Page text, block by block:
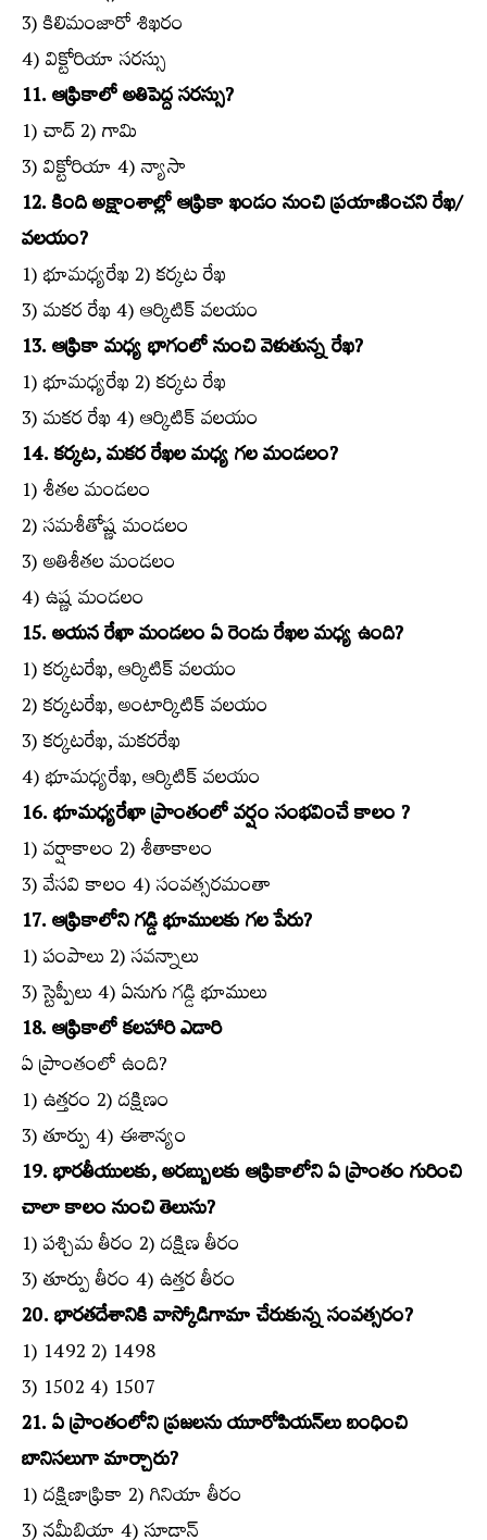
3) కిలిమంజారో శిఖరం
4) విక్టోరియా సరస్సు
11. ఆఫ్రికాలో అతిపెద్ద సరస్సు?
1) చాద్‌ 2) గామి
3) విక్టోరియా 4) న్యాసా
12. కింది అక్షాంశాల్లో ఆఫ్రికా ఖండం నుంచి ప్రయాణించని రేఖ/
వలయం?
1) భూమధ్యరేఖ 2) కర్కట రేఖ
3) మకర రేఖ 4) ఆర్కిటిక్‌ వలయం
13. ఆఫ్రికా మధ్య భాగంలో నుంచి వెళుతున్న రేఖ?
1) భూమధ్యరేఖ 2) కర్కట రేఖ
3) మకర రేఖ 4) ఆర్కిటిక్‌ వలయం
14. కర్కట, మకర రేఖల మధ్య గల మండలం?
1) శీతల మండలం
2) సమశీతోష్ణ మండలం
3) అతిశీతల మండలం
4) ఉష్ణ మండలం
15. అయన రేఖా మండలం ఏ రెండు రేఖల మధ్య ఉంది?
1) కర్కటరేఖ, ఆర్కిటిక్‌ వలయం
2) కర్కటరేఖ, అంటార్కిటిక్‌ వలయం
3) కర్కటరేఖ, మకరరేఖ
4) భూమధ్యరేఖ, ఆర్కిటిక్‌ వలయం
16. భూమధ్యరేఖా ప్రాంతంలో వర్షం సంభవించే కాలం ?
1) వర్షాకాలం 2) శీతాకాలం
3) వేసవి కాలం 4) సంవత్సరమంతా
17. ఆఫ్రికాలోని గడ్డి భూములకు గల పేరు?
1) పంపాలు 2) సవన్నాలు
3) స్టెప్పీలు 4) ఏనుగు గడ్డి భూములు
18. ఆఫ్రికాలో కలహారి ఎడారి
ఏ ప్రాంతంలో ఉంది?
1) ఉత్తరం 2) దక్షిణం
3) తూర్పు 4) ఈశాన్యం
19. భారతీయులకు, అరబ్బులకు ఆఫ్రికాలోని ఏ ప్రాంతం గురించి
చాలా కాలం నుంచి తెలుసు?
1) పశ్చిమ తీరం 2) దక్షిణ తీరం
3) తూర్పు తీరం 4) ఉత్తర తీరం
20. భారతదేశానికి వాస్కోడిగామా చేరుకున్న సంవత్సరం?
1) 1492 2) 1498
3) 1502 4) 1507
21. ఏ ప్రాంతంలోని ప్రజలను యూరోపియన్‌లు బంధించి
బానిసలుగా మార్చారు?
1) దక్షిణాఫ్రికా 2) గినియా తీరం